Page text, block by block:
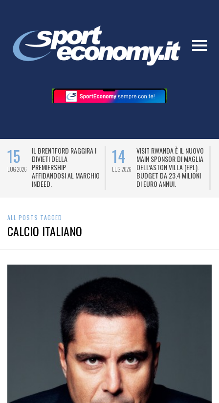
I 14
LUG 2026
VISIT RWANDA È IL NUOVO
MAIN SPONSOR DI MAGLIA
DELL’ASTON VILLA (EPL).
BUDGET DA 23.4 MILIONI
14
LUG 2026
CRESCE
PER IL PRODOTTO
VOLLEY FEMMINILE.
ALL POSTS TAGGED
CALCIO ITALIANO